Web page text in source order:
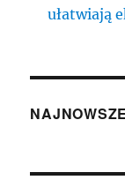
ułatwiają